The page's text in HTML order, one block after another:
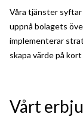
Våra tjänster
uppnå bolagets
implementerar
skapa värde på
Vårt